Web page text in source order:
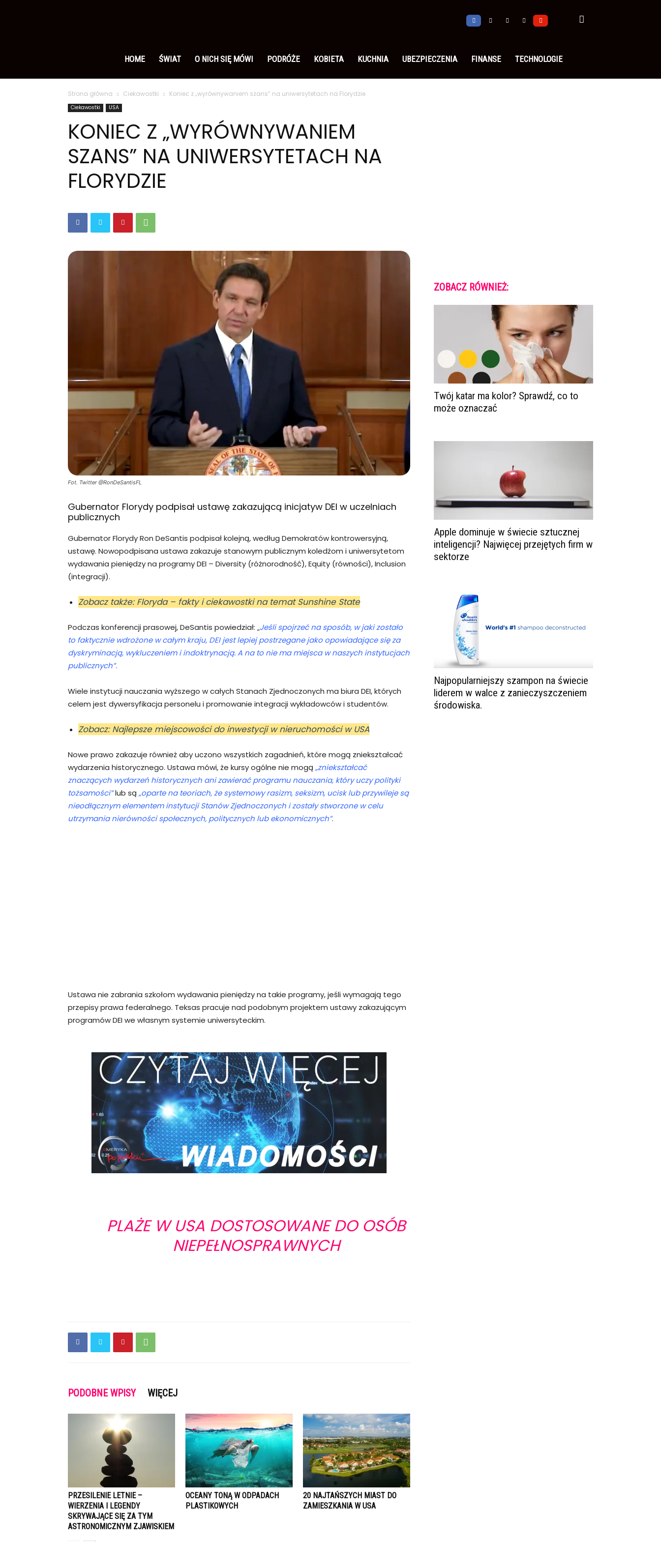
polsku
HOME ŚWIAT O NICH SIĘ MÓWI PODRÓŻE KOBIETA KUCHNIA UBEZPIECZENIA FINANSE TECHNOLOGIE
Strona główna Ciekawostki Koniec z „wyrównywaniem szans” na uniwersytetach na Florydzie
Ciekawostki USA
KONIEC Z „WYRÓWNYWANIEM
SZANS” NA UNIWERSYTETACH NA
FLORYDZIE
Fot. Twitter @RonDeSantisFL
Gubernator Florydy podpisał ustawę zakazującą inicjatyw DEI w uczelniach
publicznych
Gubernator Florydy Ron DeSantis podpisał kolejną, według Demokratów kontrowersyjną,
ustawę. Nowopodpisana ustawa zakazuje stanowym publicznym koledżom i uniwersytetom
wydawania pieniędzy na programy DEI – Diversity (różnorodność), Equity (równości), Inclusion
(integracji).
Zobacz także: Floryda – fakty i ciekawostki na temat Sunshine State
Podczas konferencji prasowej, DeSantis powiedział: „Jeśli spojrzeć na sposób, w jaki zostało
to faktycznie wdrożone w całym kraju, DEI jest lepiej postrzegane jako opowiadające się za
dyskryminacją, wykluczeniem i indoktrynacją. A na to nie ma miejsca w naszych instytucjach
publicznych”.
Wiele instytucji nauczania wyższego w całych Stanach Zjednoczonych ma biura DEI, których
celem jest dywersyfikacja personelu i promowanie integracji wykładowców i studentów.
Zobacz: Najlepsze miejscowości do inwestycji w nieruchomości w USA
Nowe prawo zakazuje również aby uczono wszystkich zagadnień, które mogą zniekształcać
wydarzenia historycznego. Ustawa mówi, że kursy ogólne nie mogą „zniekształcać
znaczących wydarzeń historycznych ani zawierać programu nauczania, który uczy polityki
tożsamości”lub są „oparte na teoriach, że systemowy rasizm, seksizm, ucisk lub przywileje są
nieodłącznym elementem instytucji Stanów Zjednoczonych i zostały stworzone w celu
utrzymania nierówności społecznych, politycznych lub ekonomicznych”.
Ustawa nie zabrania szkołom wydawania pieniędzy na takie programy, jeśli wymagają tego
przepisy prawa federalnego. Teksas pracuje nad podobnym projektem ustawy zakazującym
programów DEI we własnym systemie uniwersyteckim.
PLAŻE W USA DOSTOSOWANE DO OSÓB
NIEPEŁNOSPRAWNYCH
PODOBNE WPISY WIĘCEJ
PRZESILENIE LETNIE –
WIERZENIA I LEGENDY
SKRYWAJĄCE SIĘ ZA TYM
ASTRONOMICZNYM ZJAWISKIEM
OCEANY TONĄ W ODPADACH
PLASTIKOWYCH
20 NAJTAŃSZYCH MIAST DO
ZAMIESZKANIA W USA
ZOBACZ RÓWNIEŻ:
Twój katar ma kolor? Sprawdź, co to
może oznaczać
Apple dominuje w świecie sztucznej
inteligencji? Najwięcej przejętych firm w
sektorze
Najpopularniejszy szampon na świecie
liderem w walce z zanieczyszczeniem
środowiska.